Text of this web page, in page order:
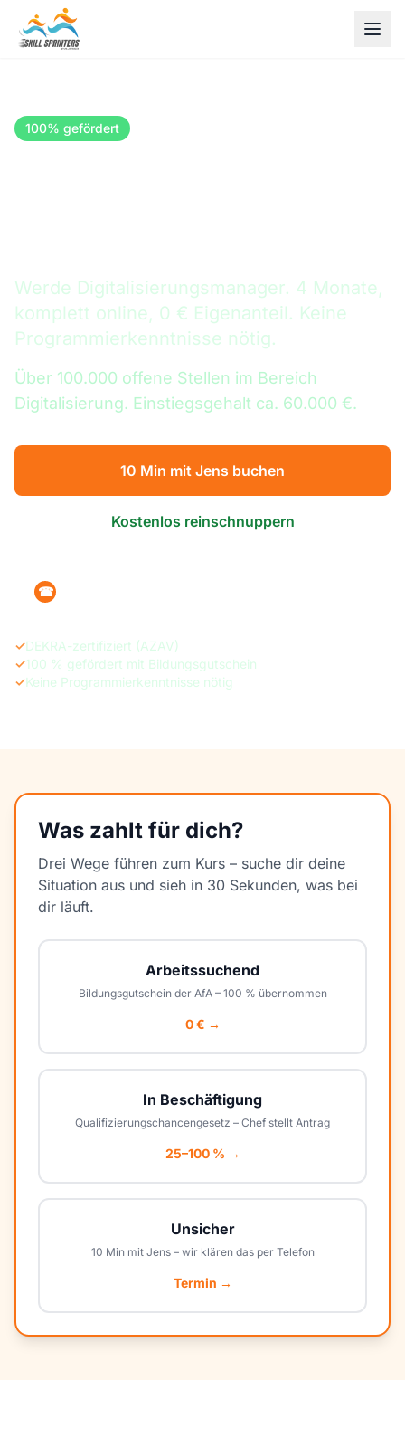
100% gefördert
Werde Digitalisierungsmanager. 4 Monate,
komplett online, 0 € Eigenanteil. Keine
Programmierkenntnisse nötig.
Über 100.000 offene Stellen im Bereich
Digitalisierung. Einstiegsgehalt ca. 60.000 €.
10 Min mit Jens buchen
Kostenlos reinschnuppern
☎
✓DEKRA-zertifiziert (AZAV)
✓100 % gefördert mit Bildungsgutschein
✓Keine Programmierkenntnisse nötig
Was zahlt für dich?
Drei Wege führen zum Kurs – suche dir deine
Situation aus und sieh in 30 Sekunden, was bei
dir läuft.
Arbeitssuchend
Bildungsgutschein der AfA – 100 % übernommen
0 € →
In Beschäftigung
Qualifizierungschancengesetz – Chef stellt Antrag
25–100 % →
Unsicher
10 Min mit Jens – wir klären das per Telefon
Termin →